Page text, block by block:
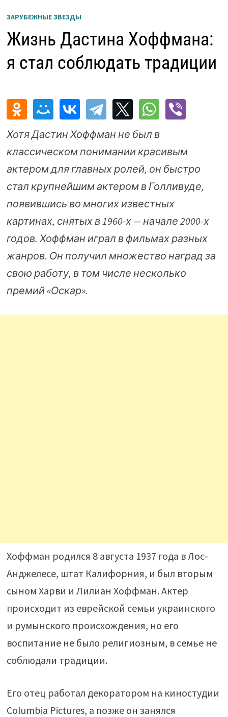
ЗАРУБЕЖНЫЕ ЗВЕЗДЫ
Жизнь Дастина Хоффмана:
я стал соблюдать традиции
Хотя Дастин Хоффман не был в
классическом понимании красивым
актером для главных ролей, он быстро
стал крупнейшим актером в Голливуде,
появившись во многих известных
картинах, снятых в 1960-х — начале 2000-х
годов. Хоффман играл в фильмах разных
жанров. Он получил множество наград за
свою работу, в том числе несколько
премий «Оскар».
Хоффман родился 8 августа 1937 года в Лос-
Анджелесе, штат Калифорния, и был вторым
сыном Харви и Лилиан Хоффман. Актер
происходит из еврейской семьи украинского
и румынского происхождения, но его
воспитание не было религиозным, в семье не
соблюдали традиции.
Его отец работал декоратором на киностудии
Columbia Pictures, а позже он занялся